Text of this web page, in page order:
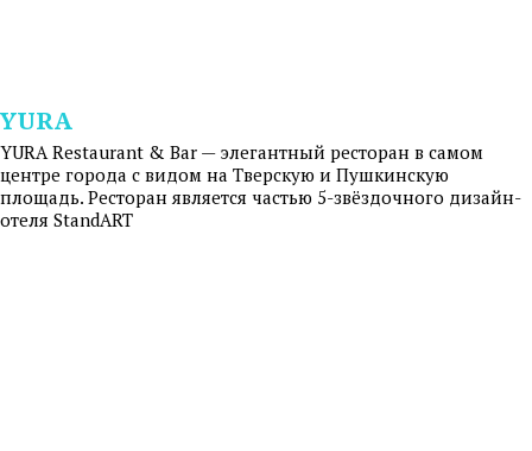
YURA
YURA Restaurant & Bar — элегантный ресторан в самом
центре города с видом на Тверскую и Пушкинскую
площадь. Ресторан является частью 5-звёздочного дизайн-
отеля StandART